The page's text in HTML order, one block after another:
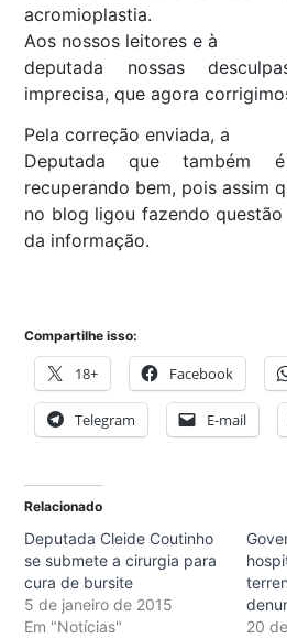
acromioplastia.
Aos nossos leitores e à
deputada nossas
imprecisa, que agora
Pela correção enviada, a
Deputada que também
recuperando bem, pois assim
no blog ligou fazendo
da informação.
Compartilhe isso:
18+ Facebook
Telegram E-mail
Relacionado
Deputada Cleide Coutinho
se submete a cirurgia para
cura de bursite
5 de janeiro de 2015
Em "Notícias"
20